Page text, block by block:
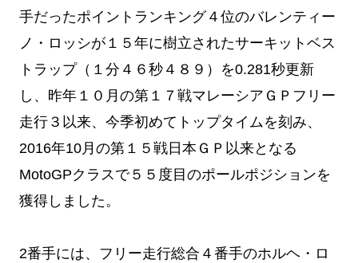
手だったポイントランキング４位のバレンティー
ノ・ロッシが１５年に樹立されたサーキットベス
トラップ（１分４６秒４８９）を0.281秒更新
し、昨年１０月の第１７戦マレーシアＧＰフリー
走行３以来、今季初めてトップタイムを刻み、
2016年10月の第１５戦日本ＧＰ以来となる
MotoGPクラスで５５度目のポールポジションを
獲得しました。
2番手には、フリー走行総合４番手のホルヘ・ロ